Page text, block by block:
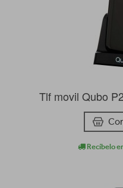
Tlf movil Qubo
Recíbelo